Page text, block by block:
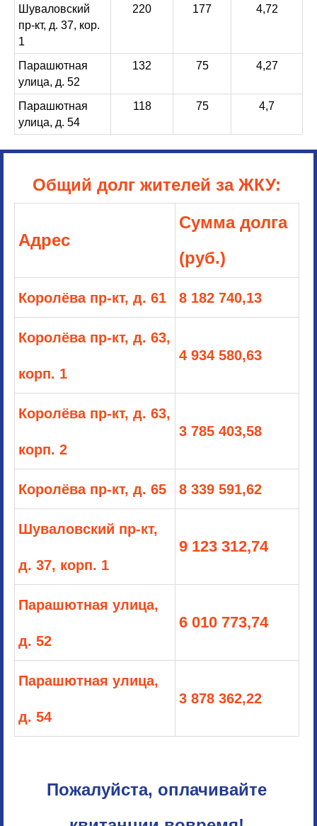
Шуваловский
пр-кт, д. 37, кор.
1
220 177 4,72
Парашютная
улица, д. 52
132 75 4,27
Парашютная
улица, д. 54
118 75 4,7
Общий долг жителей за ЖКУ:
Адрес
Сумма долга
(руб.)
Королёва пр-кт, д. 61 8 182 740,13
Королёва пр-кт, д. 63,
корп. 1
4 934 580,63
Королёва пр-кт, д. 63,
корп. 2
3 785 403,58
Королёва пр-кт, д. 65 8 339 591,62
Шуваловский пр-кт,
д. 37, корп. 1
9 123 312,74
Парашютная улица,
д. 52
6 010 773,74
Парашютная улица,
д. 54
3 878 362,22
Пожалуйста, оплачивайте